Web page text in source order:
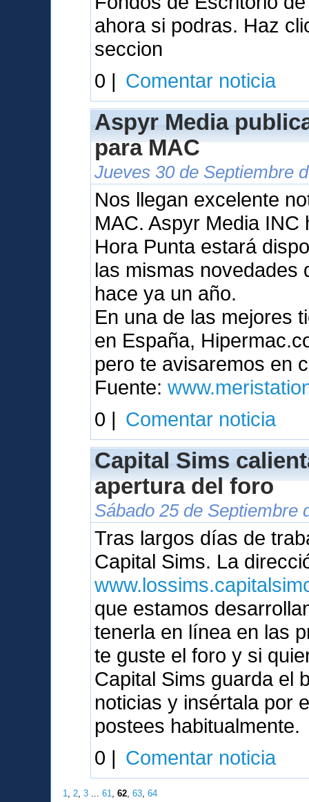
ahora si podras. Haz
seccion
0 | Comentar noticia
Aspyr Media
para MAC
Jueves 30 de Septiembre
Nos llegan excelente
MAC. Aspyr Media
Hora Punta estará
las mismas novedades
hace ya un año.
En una de las mejores
en España,
pero te avisaremos en
Fuente:
0 | Comentar noticia
Capital Sims
apertura del foro
Sábado 25 de Septiembre
Tras largos días de
Capital Sims. La
que estamos
tenerla en línea en las
te guste el foro y si
Capital Sims guarda el
noticias y insértala por
postees habitualmente.
0 | Comentar noticia
1 2 ,3 ...61 ,62 ,63 ,64